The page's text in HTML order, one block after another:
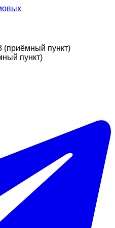
(приёмный пункт)
пункт)